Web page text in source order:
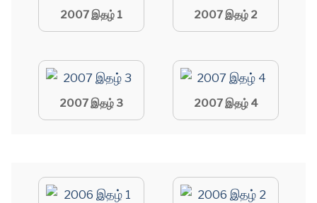
2007 இதழ் 1 2007 இதழ் 2
2007 இதழ் 3 2007 இதழ் 4